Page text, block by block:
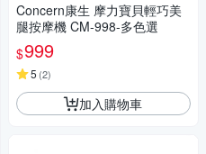
Concern康生 摩力寶貝輕巧美
腿按摩機 CM-998-多色選
$999
5 (2)
加入購物車